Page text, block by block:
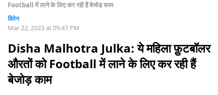
Football में लाने के लिए कर रही हैं बेजोड़ काम
विमेन
Mar 22, 2023 at 05:47 PM
Disha Malhotra Julka: ये महिला फ़ुटबॉलर
औरतों को Football में लाने के लिए कर रही हैं
बेजोड़ काम